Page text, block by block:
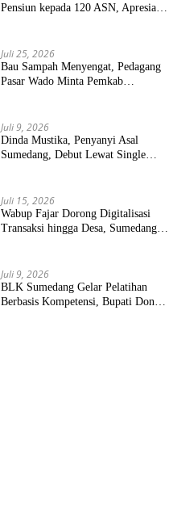
Pensiun kepada 120 ASN, Apresiasi
Juli 25, 2026
Bau Sampah Menyengat, Pedagang
Pasar Wado Minta Pemkab
Juli 9, 2026
Dinda Mustika, Penyanyi Asal
Sumedang, Debut Lewat Single
Juli 15, 2026
Wabup Fajar Dorong Digitalisasi
Transaksi hingga Desa, Sumedang
Juli 9, 2026
BLK Sumedang Gelar Pelatihan
Berbasis Kompetensi, Bupati Dony